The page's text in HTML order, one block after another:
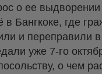
о ее
в Бангкоке, где
и переправили
уже 7-го
о чем